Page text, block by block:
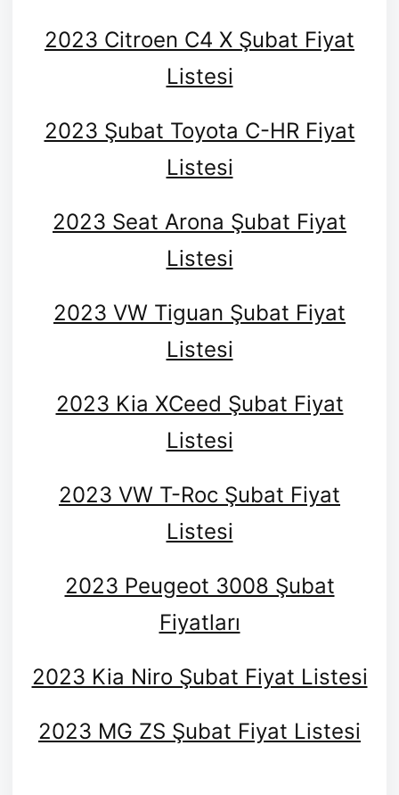
2023 Citroen C4 X Şubat Fiyat
Listesi
2023 Şubat Toyota C-HR Fiyat
Listesi
2023 Seat Arona Şubat Fiyat
Listesi
2023 VW Tiguan Şubat Fiyat
Listesi
2023 Kia XCeed Şubat Fiyat
Listesi
2023 VW T-Roc Şubat Fiyat
Listesi
2023 Peugeot 3008 Şubat
Fiyatları
2023 Kia Niro Şubat Fiyat Listesi
2023 MG ZS Şubat Fiyat Listesi